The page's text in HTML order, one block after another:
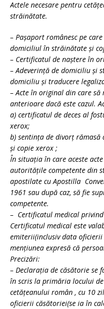
Actele necesare pentru
străinătate.
– Paşaport românesc pe
domiciliul în străinătate şi
– Certificatul de naştere în
– Adeverinţă de domiciliu şi
domiciliu şi traducere
– Acte în original din care să
anterioare dacă este cazul.
a) certificatul de deces al
xerox;
b) sentinţa de divorţ
şi copie xerox ;
În situaţia în care aceste
autorităţile competente din
apostilate cu Apostilla
1961 sau după caz, să fie
competente.
– Certificatul medical
Certificatul medical este
emiterii(inclusiv data
menţiunea expresă că
Precizări:
– Declaraţia de căsătorie se
în scris la primăria locului
cetăţeanului român , cu 10
oficierii căsătoriei(se ia în